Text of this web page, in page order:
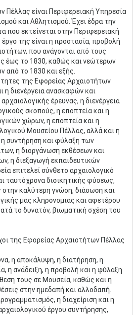
Πέλλας είναι Περιφερειακή Υπηρεσία
και Αθλητισμού. Έχει έδρα την
που εκτείνεται στην Περιφερειακή
της είναι η προστασία, προβολή
που ανάγονται από τους
έως το 1830, καθώς και νεώτερων
από το 1830 και εξής.
της Εφορείας Αρχαιοτήτων
η διενέργεια ανασκαφών και
έρευνας, η διενέργεια
σκοπούς, η εποπτεία και η
χώρων, η εποπτεία και η
Μουσείου Πέλλας, αλλά και η
η συντήρηση και φύλαξη των
η διοργάνωση εκθέσεων και
η διεξαγωγή εκπαιδευτικών
επιτελεί σύνθετο αρχαιολογικό
ταυτόχρονα διοικητικής φύσεως,
καλύτερη γνώση, διάσωση και
μας κληρονομιάς και αφετέρου
το δυνατόν, βιωματική σχέση του
της Εφορείας Αρχαιοτήτων Πέλλας
η αποκάλυψη, η διατήρηση, η
η ανάδειξη, η προβολή και η φύλαξη
τους σε Μουσεία, καθώς και η
στην ημεδαπή και αλλοδαπή.
η διαχείριση και η
έργου συντήρησης,